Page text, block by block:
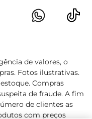
de valores, o
Fotos ilustrativas.
Compras
de fraude. A fim
de clientes as
com preços